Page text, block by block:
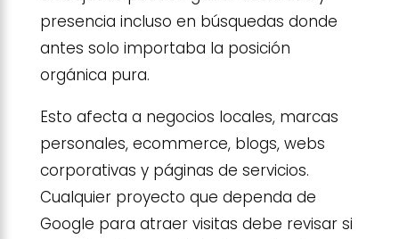
presencia incluso en búsquedas donde
antes solo importaba la posición
orgánica pura.
Esto afecta a negocios locales, marcas
personales, ecommerce, blogs, webs
corporativas y páginas de servicios.
Cualquier proyecto que dependa de
Google para atraer visitas debe revisar si